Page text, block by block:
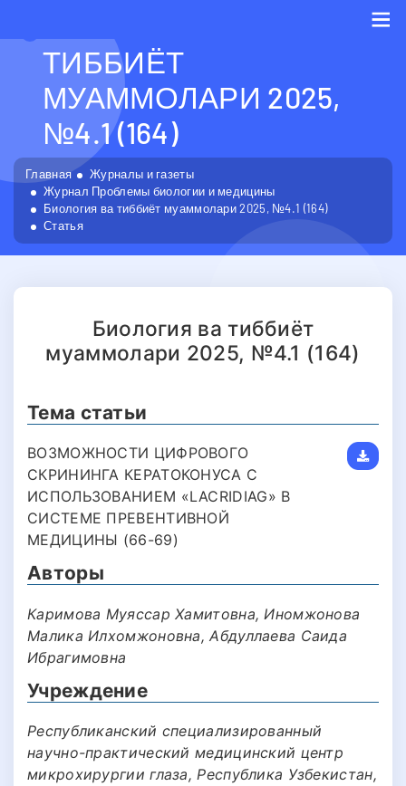
ТИББИЁТ
МУАММОЛАРИ 2025,
№4.1 (164)
Главная
Журналы и газеты
Журнал Проблемы биологии и медицины
Биология ва тиббиёт муаммолари 2025, №4.1 (164)
Статья
Биология ва тиббиёт
муаммолари 2025, №4.1 (164)
Тема статьи
ВОЗМОЖНОСТИ ЦИФРОВОГО
СКРИНИНГА КЕРАТОКОНУСА С
ИСПОЛЬЗОВАНИЕМ «LACRIDIAG» В
СИСТЕМЕ ПРЕВЕНТИВНОЙ
МЕДИЦИНЫ (66-69)
Авторы
Каримова Муяссар Хамитовна, Иномжонова
Малика Илхомжоновна, Абдуллаева Саида
Ибрагимовна
Учреждение
Республиканский специализированный
научно-практический медицинский центр
микрохирургии глаза, Республика Узбекистан,